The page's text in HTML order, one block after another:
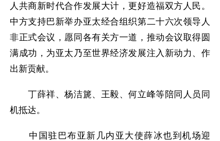
人共商新时代合作发展大计，更好造福双方人民。
中方支持巴新举办亚太经合组织第二十六次领导人
非正式会议，愿同各有关方一道，推动会议取得圆
满成功，为亚太乃至世界经济发展注入新动力、作
出新贡献。
丁薛祥、杨洁篪、王毅、何立峰等陪同人员同
机抵达。
中国驻巴布亚新几内亚大使薛冰也到机场迎